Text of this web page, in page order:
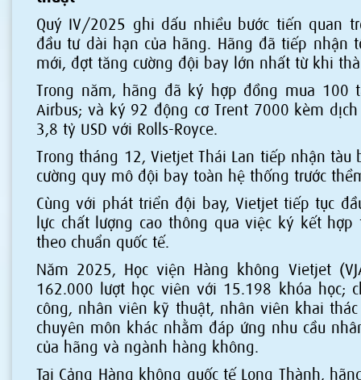
Quý IV/2025 ghi dấu nhiều bước tiến quan
đầu tư dài hạn của hãng. Hãng đã tiếp nhận
mới, đợt tăng cường đội bay lớn nhất từ khi
Trong năm, hãng đã ký hợp đồng mua 100
Airbus; và ký 92 động cơ Trent 7000 kèm
3,8 tỷ USD với Rolls-Royce.
Trong tháng 12, Vietjet Thái Lan tiếp nhận tàu
cường quy mô đội bay toàn hệ thống trước
Cùng với phát triển đội bay, Vietjet tiếp tục
lực chất lượng cao thông qua việc ký kết
theo chuẩn quốc tế.
Năm 2025, Học viện Hàng không Vietjet
162.000 lượt học viên với 15.198 khóa học;
công, nhân viên kỹ thuật, nhân viên khai
chuyên môn khác nhằm đáp ứng nhu cầu
của hãng và ngành hàng không.
Tại Cảng Hàng không quốc tế Long Thành,